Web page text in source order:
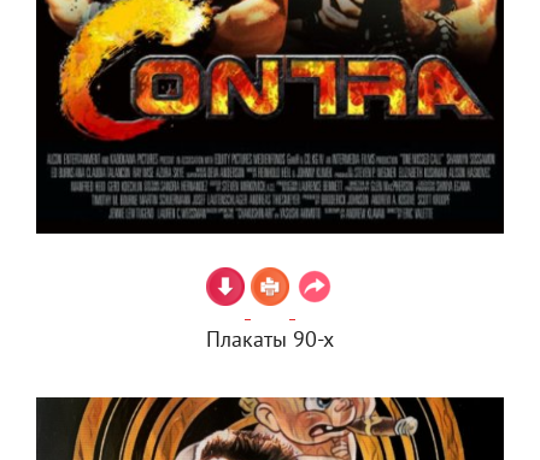
Плакаты 90-х